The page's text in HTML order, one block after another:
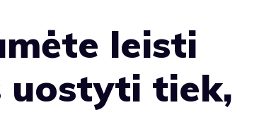
leisti
uostyti tiek,